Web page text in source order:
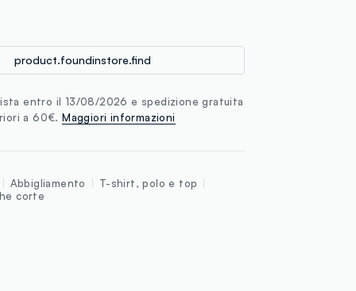
product.foundinstore.find
entro il 13/08/2026 e spedizione gratuita
a 60€.Maggiori informazioni
Abbigliamento
T-shirt, polo e top
corte